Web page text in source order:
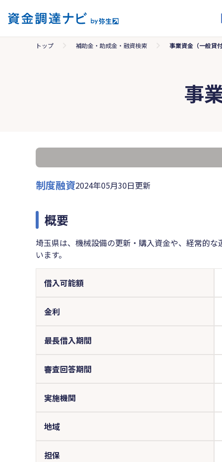
トップ 補助金・助成金・融資検索 事業資金（一般貸
事
制度融資2024年05月30日更新
概要
埼玉県は、機械設備の更新・購入資金や、経常的
います。
借入可能額
金利
最長借入期間
審査回答期間
実施機関
地域
担保